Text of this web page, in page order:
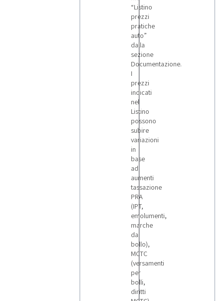
“Listino
prezzi
pratiche
auto”
dalla
sezione
Documentazione.
I
prezzi
indicati
nel
Listino
possono
subire
variazioni
in
base
ad
aumenti
tassazione
PRA
(IPT,
emolumenti,
marche
da
bollo),
MCTC
(versamenti
per
bolli,
diritti